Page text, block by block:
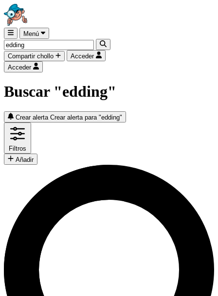
Menú
Compartir chollo
Acceder
Acceder
Buscar "edding"
Crear alerta Crear alerta para "edding"
Filtros
Añadir